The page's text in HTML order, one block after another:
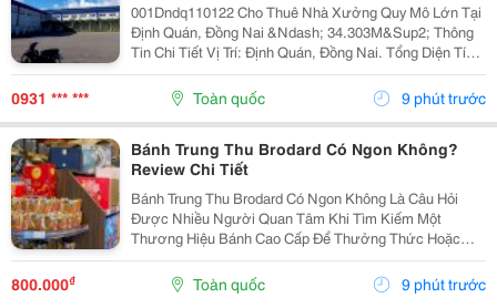
001Dndq110122 Cho Thuê Nhà Xưởng Quy Mô Lớn Tại
Định Quán, Đồng Nai &Ndash; 34.303M&Sup2; Thông
Tin Chi Tiết Vị Trí: Định Quán, Đồng Nai. Tổng Diện Tích
Khu Đất: 50.230,6M&Sup2; Diện Tích Sử Dụng Tổng
Diện Tích Sàn Xây Dựng: 34.303M&Sup2; Diện...
0931 *** *** Toàn quốc 9 phút trước
Bánh Trung Thu Brodard Có Ngon Không?
Review Chi Tiết
Bánh Trung Thu Brodard Có Ngon Không Là Câu Hỏi
Được Nhiều Người Quan Tâm Khi Tìm Kiếm Một
Thương Hiệu Bánh Cao Cấp Để Thưởng Thức Hoặc
Làm Quà Biếu Trong Dịp Trung Thu. Với Phong Cách
Bánh Mang Đậm Dấu Ấn Ẩm Thực Pháp Kết Hợp Khẩu
Vị Người Việt,...
800.000₫ Toàn quốc 9 phút trước